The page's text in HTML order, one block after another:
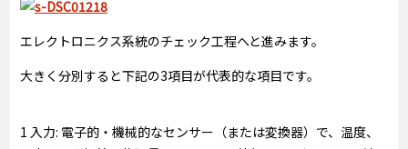
エレクトロニクス系統のチェック工程へと進みます。
大きく分別すると下記の3項目が代表的な項目です。
1 入力: 電子的・機械的なセンサー（または変換器）で、温度、